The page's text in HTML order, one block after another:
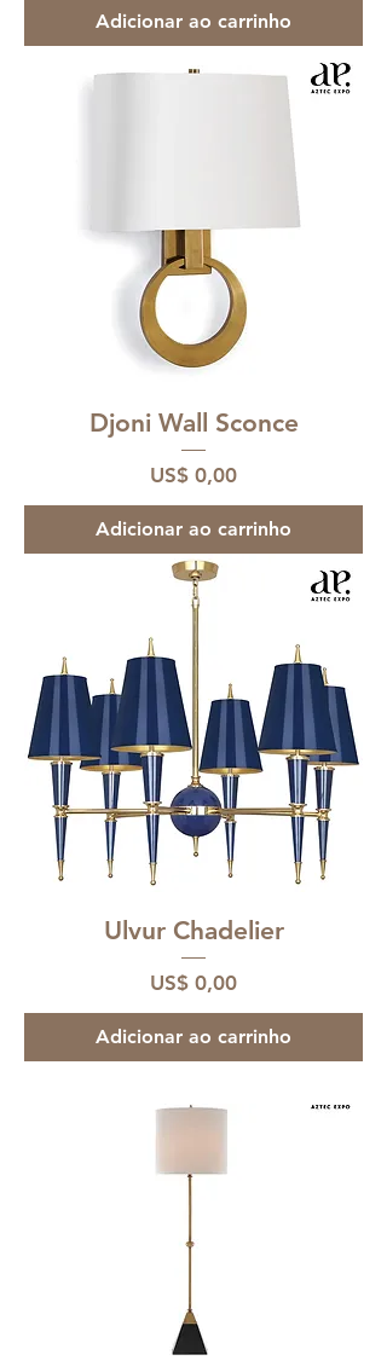
Adicionar ao carrinho
Djoni Wall Sconce
Preço
US$ 0,00
Adicionar ao carrinho
Ulvur Chadelier
Preço
US$ 0,00
Adicionar ao carrinho